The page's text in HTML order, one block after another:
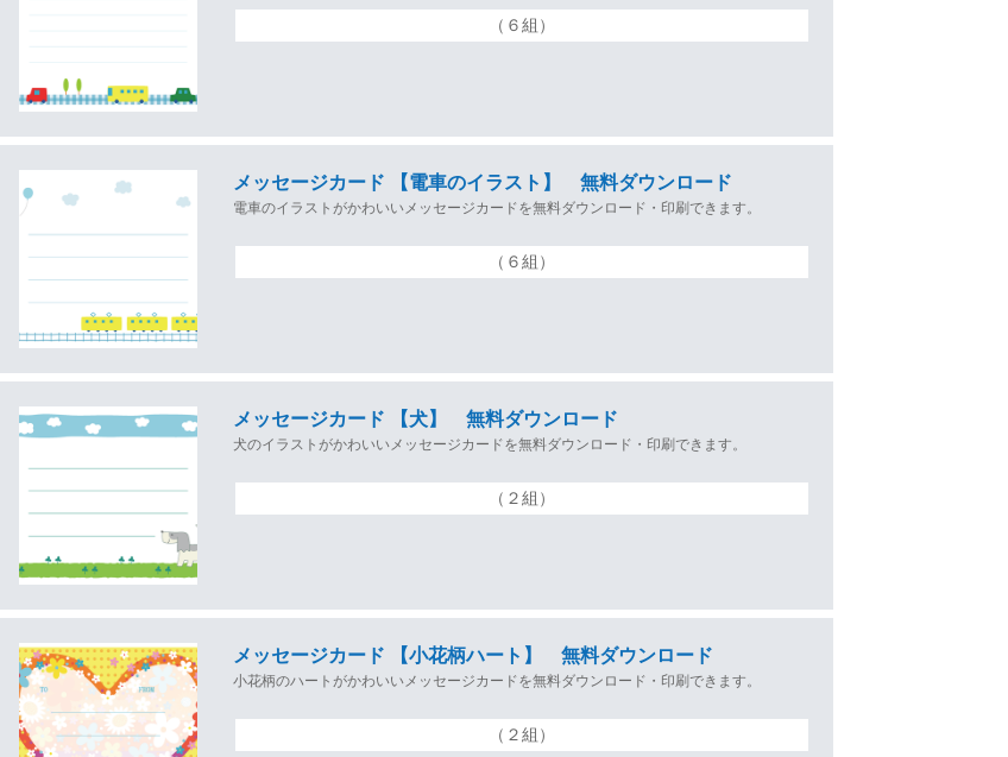
（６組）
メッセージカード 【電車のイラスト】 無料ダウンロード
電車のイラストがかわいいメッセージカードを無料ダウンロード・印刷できます。
（６組）
メッセージカード 【犬】 無料ダウンロード
犬のイラストがかわいいメッセージカードを無料ダウンロード・印刷できます。
（２組）
メッセージカード 【小花柄ハート】 無料ダウンロード
小花柄のハートがかわいいメッセージカードを無料ダウンロード・印刷できます。
（２組）